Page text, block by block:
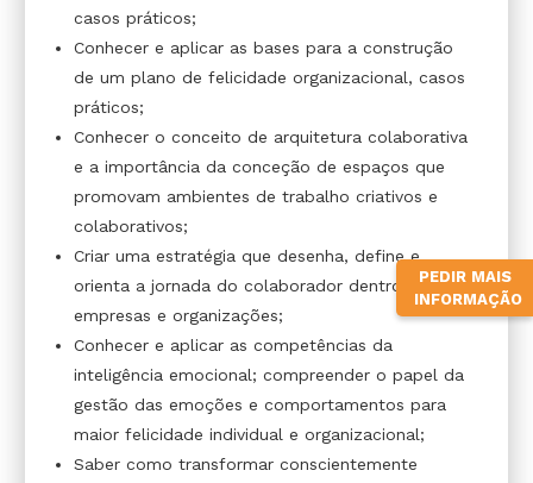
PEDIR MAIS
INFORMAÇÃO
casos práticos;
Conhecer e aplicar as bases para a construção
de um plano de felicidade organizacional, casos
práticos;
Conhecer o conceito de arquitetura colaborativa
e a importância da conceção de espaços que
promovam ambientes de trabalho criativos e
colaborativos;
Criar uma estratégia que desenha, define e
orienta a jornada do colaborador dentro das
empresas e organizações;
Conhecer e aplicar as competências da
inteligência emocional; compreender o papel da
gestão das emoções e comportamentos para
maior felicidade individual e organizacional;
Saber como transformar conscientemente